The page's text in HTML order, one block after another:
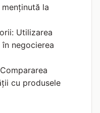
la
Utilizarea
negocierea
cu produsele